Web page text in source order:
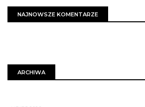
NAJNOWSZE KOMENTARZE
ARCHIWA